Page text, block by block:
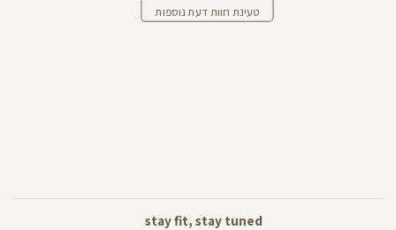
טעינת חוות דעת נוספות
stay fit, stay tuned